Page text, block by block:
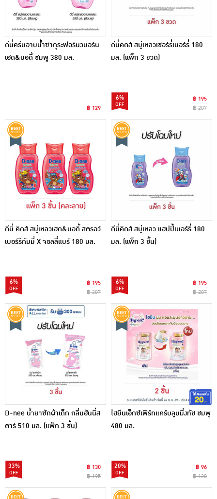
ดีนี่ครีมอาบน้ำซากุระฟอร์นิวบอร์น
เฮด&บอดี้ ชมพู 380 มล.
฿ 129
ดีนี่คิดส์ สบู่เหลวเชอร์รี่เบอร์รี่ 180
มล. (แพ็ก 3 ขวด)
6%
฿ 195
฿ 207
ดีนี่ คิดส์ สบู่เหลวเฮด&บอดี้ สตรอว์
เบอร์รีกัมมี่ X จอลลี่แบร์ 180 มล.
6%
฿ 195
฿ 207
ดีนี่คิดส์ สบู่เหลว แฮปปี้เบอร์รี่ 180
มล. (แพ็ก 3 ชิ้น)
6%
฿ 195
฿ 207
D-nee น้ำยาซักผ้าเด็ก กลิ่นฮันนี่ส
ตาร์ 510 มล. (แพ็ก 3 ชิ้น)
33%
฿ 130
฿ 195
ไฮยีนเอ็กซ์เพิร์ทแคร์บลูมมิ่งทัช ชมพู
480 มล.
20%
฿ 96
฿ 120